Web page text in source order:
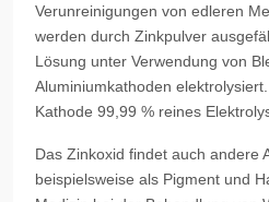
Verunreinigungen von edleren
werden durch Zinkpulver
Lösung unter Verwendung von
Aluminiumkathoden
Kathode 99,99 % reines
Das Zinkoxid findet auch andere
beispielsweise als Pigment und